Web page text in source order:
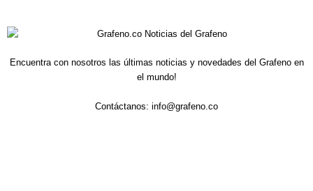
Encuentra con nosotros las últimas noticias y novedades del Grafeno en
el mundo!
Contáctanos: info@grafeno.co